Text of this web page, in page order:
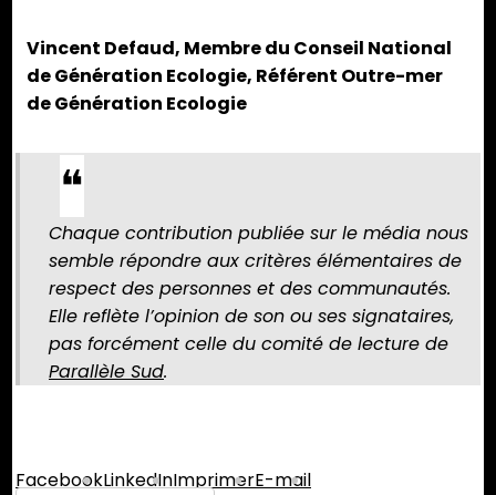
Vincent Defaud, Membre du Conseil National
de Génération Ecologie, Référent Outre-mer
de Génération Ecologie
Chaque contribution publiée sur le média nous
semble répondre aux critères élémentaires de
respect des personnes et des communautés.
Elle reflète l’opinion de son ou ses signataires,
pas forcément celle du comité de lecture de
Parallèle Sud.
FacebookLinkedInImprimerE-mail